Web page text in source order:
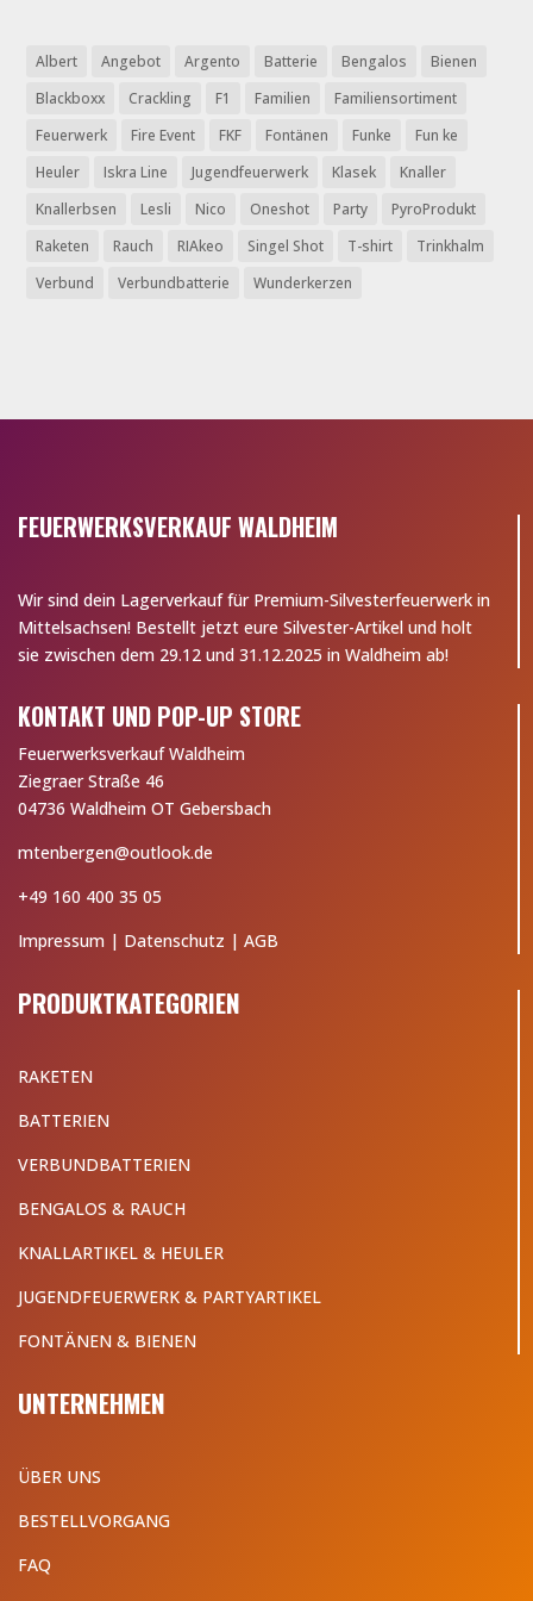
Albert Angebot Argento Batterie Bengalos
Bienen
Blackboxx
Crackling F1 Familien
Familiensortiment
Feuerwerk
Fire Event FKF Fontänen Funke
Fun ke
Heuler
Iskra Line Jugendfeuerwerk Klasek
Knaller
Knallerbsen
Lesli Nico Oneshot Party
PyroProdukt
Raketen
Rauch RIAkeo Singel Shot T-shirt
Trinkhalm
Verbund
Verbundbatterie Wunderkerzen
FEUERWERKSVERKAUF WALDHEIM
Wir sind dein Lagerverkauf für Premium-Silvesterfeuerwerk in
Mittelsachsen! Bestellt jetzt eure Silvester-Artikel und holt
sie zwischen dem 29.12 und 31.12.2025 in Waldheim ab!
KONTAKT UND POP-UP STORE
Feuerwerksverkauf Waldheim
Ziegraer Straße 46
04736 Waldheim OT Gebersbach
mtenbergen@outlook.de
+49 160 400 35 05
Impressum | Datenschutz |AGB
PRODUKTKATEGORIEN
RAKETEN
BATTERIEN
VERBUNDBATTERIEN
BENGALOS & RAUCH
KNALLARTIKEL & HEULER
JUGENDFEUERWERK & PARTYARTIKEL
FONTÄNEN & BIENEN
UNTERNEHMEN
ÜBER UNS
BESTELLVORGANG
FAQ